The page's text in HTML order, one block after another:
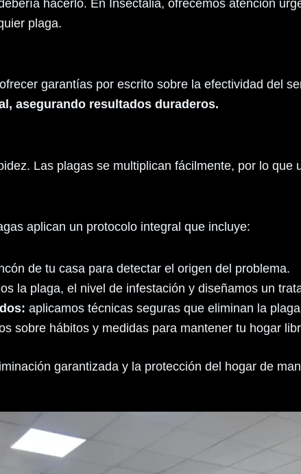
hacerlo. En Insectalia, ofrecemos atención
plaga.
garantías por escrito sobre la efectividad del
asegurando resultados duraderos.
Las plagas se multiplican fácilmente, por lo que
aplican un protocolo integral que incluye:
de tu casa para detectar el origen del problema.
la plaga, el nivel de infestación y diseñamos un
aplicamos técnicas seguras que eliminan la
sobre hábitos y medidas para mantener tu hogar
garantizada y la protección del hogar de